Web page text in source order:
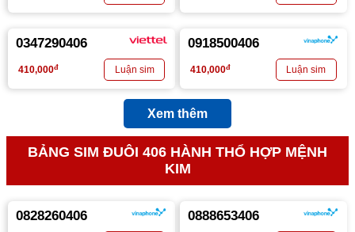
0347290406
410,000đ
0918500406
410,000đ
Xem thêm
BẢNG SIM ĐUÔI 406 HÀNH THỔ HỢP MỆNH
KIM
0828260406 0888653406